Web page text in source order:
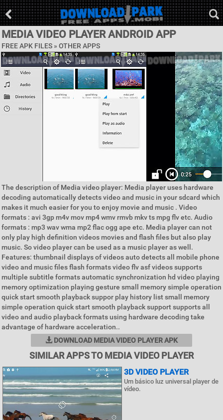
MEDIA VIDEO PLAYER ANDROID APP
FREE APK FILES » OTHER APPS
The description of Media video player: Media player uses hardware
decoding automatically detects video and music in your sdcard which
makes it much easier for you to enjoy movie and music . Video
formats : avi 3gp m4v mov mp4 wmv rmvb mkv ts mpg flv etc. Audio
formats : mp3 wav wma mp2 flac ogg ape etc. Media player can not
only play high definition videos movies and flash files but also play
music. So video player can be used as a music player as well.
Features: thumbnail displays of videos auto detects all mobile phone
video and music files flash formats video flv asf videos supports
multiple subtitle formats automatic synchronization hd video playing
memory optimization playing gesture small memory simple operation
quick start smooth playback suppor play history list small memory
simple operation quick start smooth playback support supports all
video and audio playback formats using hardware decoding take
advantage of hardware acceleration..
DOWNLOAD MEDIA VIDEO PLAYER APK
SIMILAR APPS TO MEDIA VIDEO PLAYER
3D VIDEO PLAYER
Um básico luz universal player de
vídeo.